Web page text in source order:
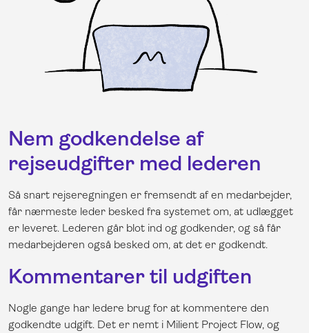
Nem godkendelse af
rejseudgifter med lederen
Så snart rejseregningen er fremsendt af en medarbejder,
får nærmeste leder besked fra systemet om, at udlægget
er leveret. Lederen går blot ind og godkender, og så får
medarbejderen også besked om, at det er godkendt.
Kommentarer til udgiften
Nogle gange har ledere brug for at kommentere den
godkendte udgift. Det er nemt i Milient Project Flow, og